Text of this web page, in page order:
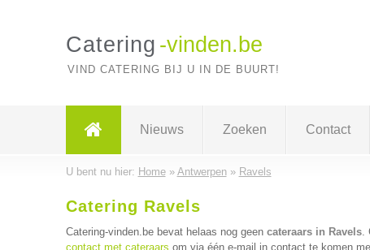
Catering -vinden.be
VIND CATERING BIJ U IN DE BUURT!
Nieuws Zoeken Contact
U bent nu hier: Home» Antwerpen» Ravels
Catering Ravels
Catering-vinden.be bevat helaas nog geen cateraars in Ravels.
contact met cateraars om via één e-mail in contact te komen